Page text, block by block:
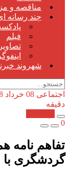
مناقصه و
چند رسانه
فیلم
تصاویر
شهروند
اجتماعی 08 خرداد 1398 - 7 سال پیش
دقیقه
0
تفاهم نامه
گردشگری با